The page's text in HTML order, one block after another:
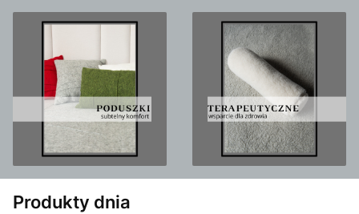
Produkty dnia